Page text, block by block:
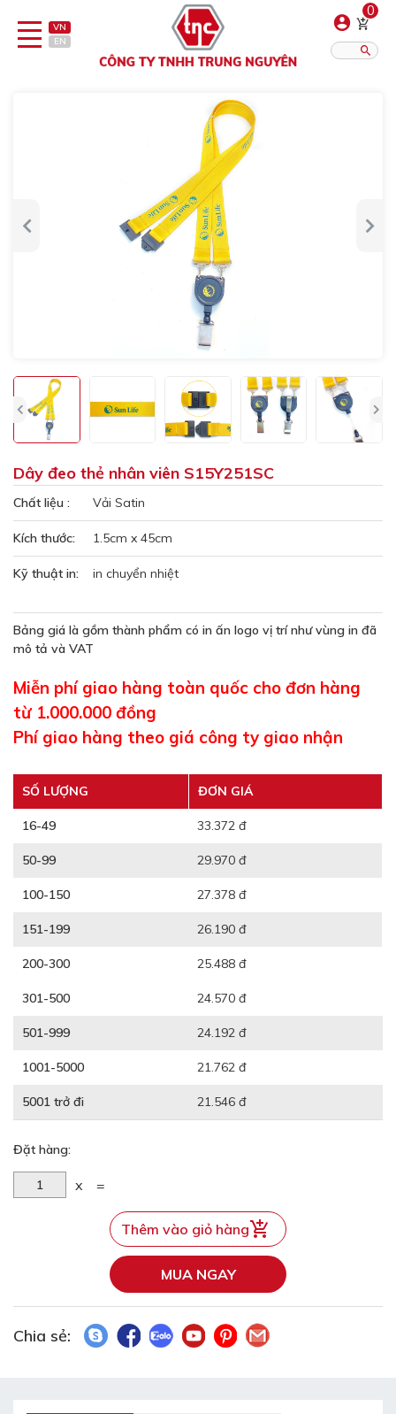
VN
EN
0
Dây đeo thẻ nhân viên S15Y251SC
Chất liệu : Vải Satin
Kích thước: 1.5cm x 45cm
Kỹ thuật in: in chuyển nhiệt
Bảng giá là gồm thành phẩm có in ấn logo vị trí như vùng in đã
mô tả và VAT
Miễn phí giao hàng toàn quốc cho đơn hàng
từ 1.000.000 đồng
Phí giao hàng theo giá công ty giao nhận
SỐ LƯỢNG ĐƠN GIÁ
16-49 33.372 đ
50-99 29.970 đ
100-150 27.378 đ
151-199 26.190 đ
200-300 25.488 đ
301-500 24.570 đ
501-999 24.192 đ
1001-5000 21.762 đ
5001 trở đi 21.546 đ
Đặt hàng:
x =
Thêm vào giỏ hàng
MUA NGAY
Chia sẻ: